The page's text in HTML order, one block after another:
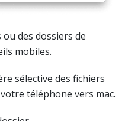
des dossiers de
mobiles.
sélective des fichiers
téléphone vers mac.